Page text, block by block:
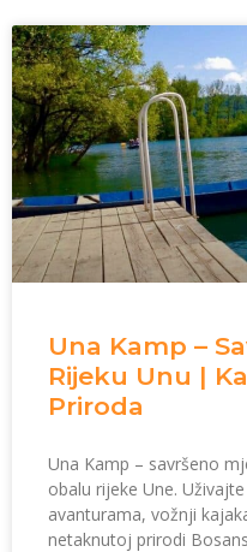
Una Kamp –
Rijeku Unu |
Priroda
Una Kamp – savršeno
obalu rijeke Une.
avanturama, vožnji
netaknutoj prirodi